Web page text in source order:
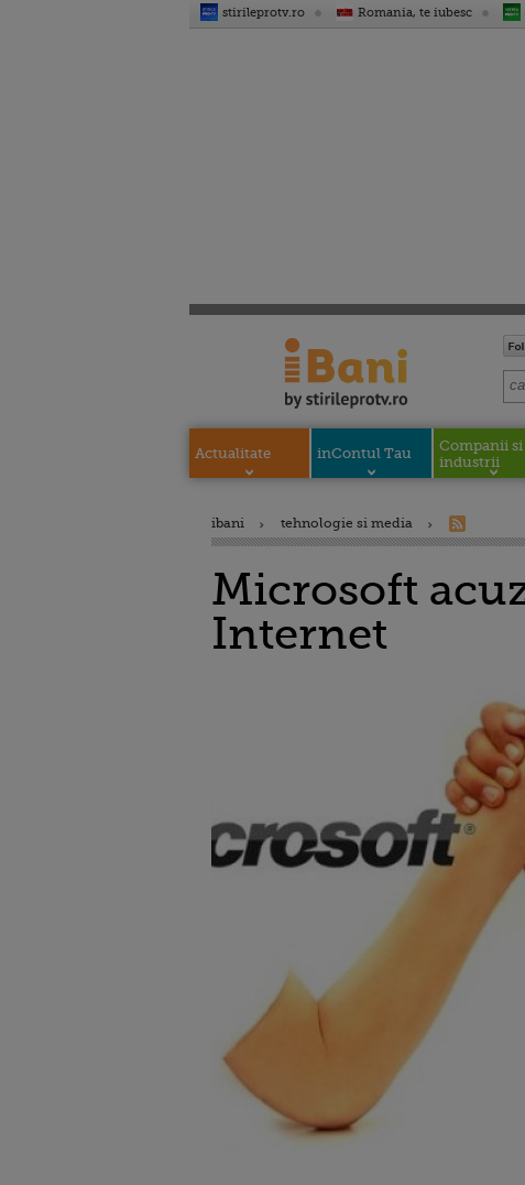
stirileprotv.ro Romania, te iubesc
Actualitate inContul Tau
Companii si
industrii
ibani tehnologie si media
Microsoft
Internet